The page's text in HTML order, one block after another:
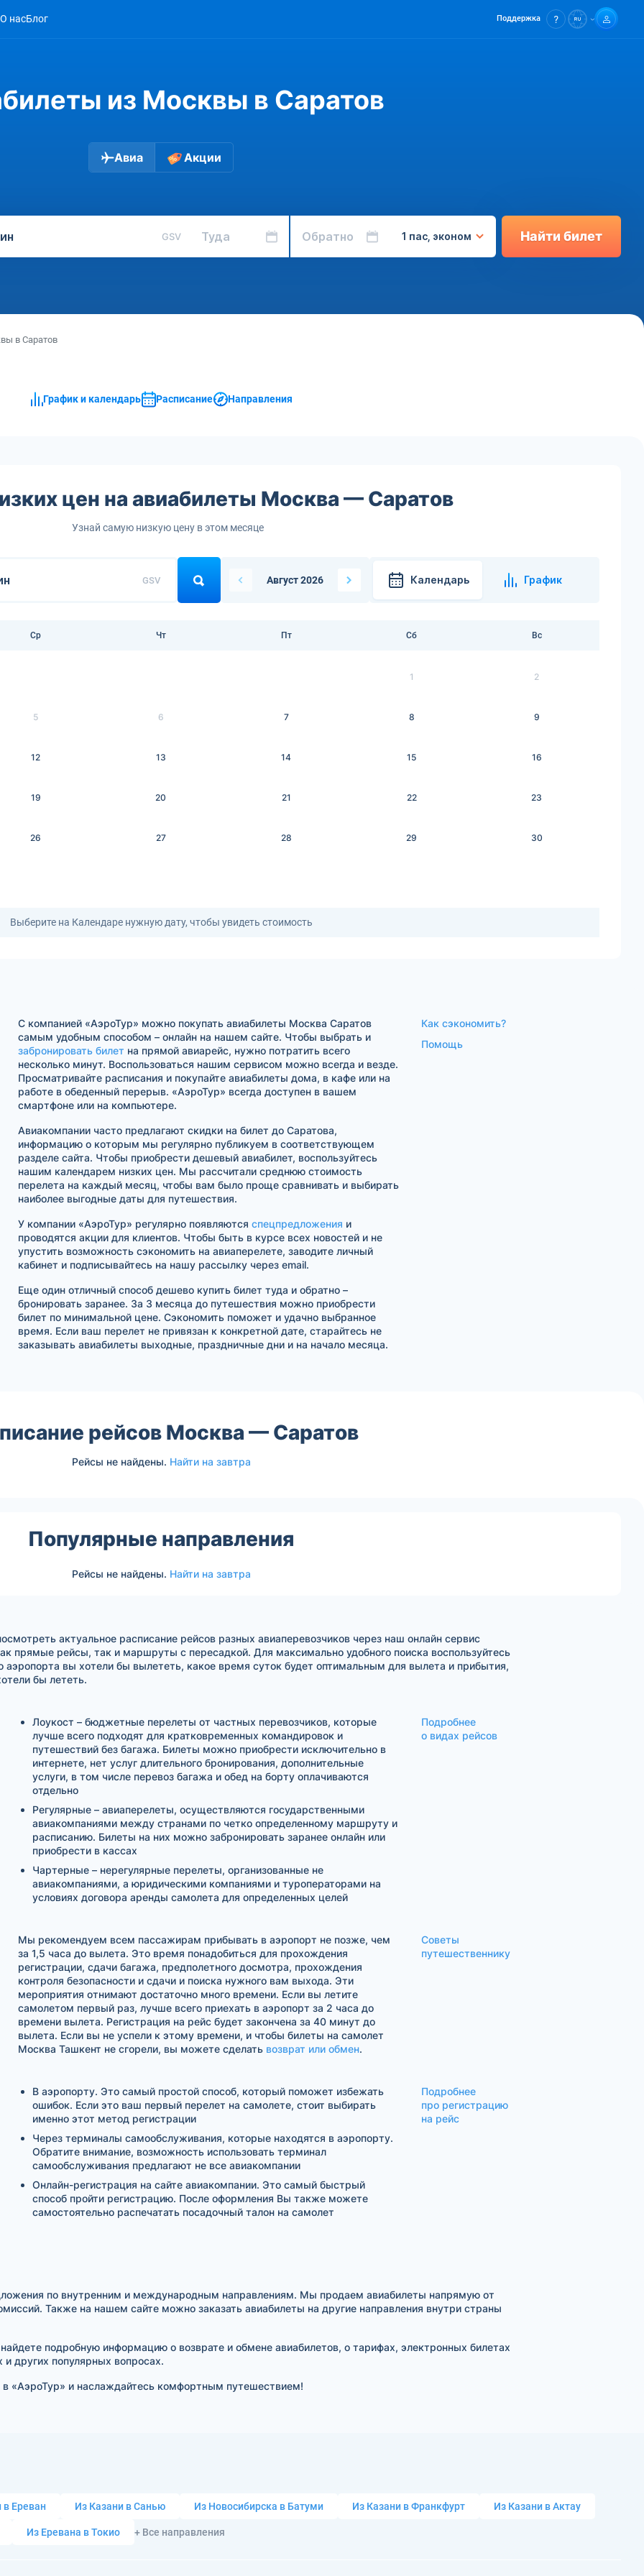
О насБлог Поддержка
из Москвы в Саратов
Авиа Акции
GSV Туда Обратно 1 пас, эконом Найти билет
в Саратов
График и календарь Расписание Направления
цен на авиабилеты Москва — Саратов
Узнай самую низкую цену в этом месяце
GSV Август 2026 Календарь График
Ср Чт Пт Сб Вс
1 2
5 6 7 8 9
12 13 14 15 16
19 20 21 22 23
26 27 28 29 30
Выберите на Календаре нужную дату, чтобы увидеть стоимость
С компанией «АэроТур» можно покупать авиабилеты Москва Саратов
самым удобным способом – онлайн на нашем сайте. Чтобы выбрать и
забронировать билет на прямой авиарейс, нужно потратить всего
несколько минут. Воспользоваться нашим сервисом можно всегда и везде.
Просматривайте расписания и покупайте авиабилеты дома, в кафе или на
работе в обеденный перерыв. «АэроТур» всегда доступен в вашем
смартфоне или на компьютере.
Авиакомпании часто предлагают скидки на билет до Саратова,
информацию о которым мы регулярно публикуем в соответствующем
разделе сайта. Чтобы приобрести дешевый авиабилет, воспользуйтесь
нашим календарем низких цен. Мы рассчитали среднюю стоимость
перелета на каждый месяц, чтобы вам было проще сравнивать и выбирать
наиболее выгодные даты для путешествия.
У компании «АэроТур» регулярно появляются спецпредложения и
проводятся акции для клиентов. Чтобы быть в курсе всех новостей и не
упустить возможность сэкономить на авиаперелете, заводите личный
кабинет и подписывайтесь на нашу рассылку через email.
Еще один отличный способ дешево купить билет туда и обратно –
бронировать заранее. За 3 месяца до путешествия можно приобрести
билет по минимальной цене. Сэкономить поможет и удачно выбранное
время. Если ваш перелет не привязан к конкретной дате, старайтесь не
заказывать авиабилеты выходные, праздничные дни и на начало месяца.
Как сэкономить?
Помощь
рейсов Москва — Саратов
Рейсы не найдены. Найти на завтра
Популярные направления
Рейсы не найдены. Найти на завтра
актуальное расписание рейсов разных авиаперевозчиков через наш онлайн сервис
прямые рейсы, так и маршруты с пересадкой. Для максимально удобного поиска воспользуйтесь
вы хотели бы вылететь, какое время суток будет оптимальным для вылета и прибытия,
бы лететь.
Лоукост – бюджетные перелеты от частных перевозчиков, которые
лучше всего подходят для кратковременных командировок и
путешествий без багажа. Билеты можно приобрести исключительно в
интернете, нет услуг длительного бронирования, дополнительные
услуги, в том числе перевоз багажа и обед на борту оплачиваются
отдельно
Регулярные – авиаперелеты, осуществляются государственными
авиакомпаниями между странами по четко определенному маршруту и
расписанию. Билеты на них можно забронировать заранее онлайн или
приобрести в кассах
Чартерные – нерегулярные перелеты, организованные не
авиакомпаниями, а юридическими компаниями и туроператорами на
условиях договора аренды самолета для определенных целей
Подробнее
о видах рейсов
Мы рекомендуем всем пассажирам прибывать в аэропорт не позже, чем
за 1,5 часа до вылета. Это время понадобиться для прохождения
регистрации, сдачи багажа, предполетного досмотра, прохождения
контроля безопасности и сдачи и поиска нужного вам выхода. Эти
мероприятия отнимают достаточно много времени. Если вы летите
самолетом первый раз, лучше всего приехать в аэропорт за 2 часа до
времени вылета. Регистрация на рейс будет закончена за 40 минут до
вылета. Если вы не успели к этому времени, и чтобы билеты на самолет
Москва Ташкент не сгорели, вы можете сделать возврат или обмен.
Советы
путешественнику
В аэропорту. Это самый простой способ, который поможет избежать
ошибок. Если это ваш первый перелет на самолете, стоит выбирать
именно этот метод регистрации
Через терминалы самообслуживания, которые находятся в аэропорту.
Обратите внимание, возможность использовать терминал
самообслуживания предлагают не все авиакомпании
Онлайн-регистрация на сайте авиакомпании. Это самый быстрый
способ пройти регистрацию. После оформления Вы также можете
самостоятельно распечатать посадочный талон на самолет
Подробнее
про регистрацию
на рейс
по внутренним и международным направлениям. Мы продаем авиабилеты напрямую от
Также на нашем сайте можно заказать авиабилеты на другие направления внутри страны
подробную информацию о возврате и обмене авиабилетов, о тарифах, электронных билетах
других популярных вопросах.
«АэроТур» и наслаждайтесь комфортным путешествием!
в Ереван Из Казани в Санью Из Новосибирска в Батуми Из Казани в Франкфурт Из Казани в Актау
Из Еревана в Токио + Все направления